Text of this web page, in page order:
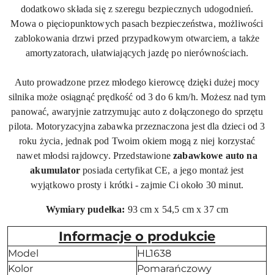
dodatkowo składa się z szeregu bezpiecznych udogodnień.
Mowa o pięciopunktowych pasach bezpieczeństwa, możliwości
zablokowania drzwi przed przypadkowym otwarciem, a także
amortyzatorach, ułatwiających jazdę po nierównościach.
Auto prowadzone przez młodego kierowcę dzięki dużej mocy
silnika może osiągnąć prędkość od 3 do 6 km/h. Możesz nad tym
panować, awaryjnie zatrzymując auto z dołączonego do sprzętu
pilota. Motoryzacyjna zabawka przeznaczona jest dla dzieci od 3
roku życia, jednak pod Twoim okiem mogą z niej korzystać
nawet młodsi rajdowcy. Przedstawionezabawkowe auto na
akumulatorposiada certyfikat CE, a jego montaż jest
wyjątkowo prosty i krótki - zajmie Ci około 30 minut.
Wymiary pudełka: 93 cm x 54,5 cm x 37 cm
Informacje o produkcie
Model
HL1638
Kolor
Pomarańczowy